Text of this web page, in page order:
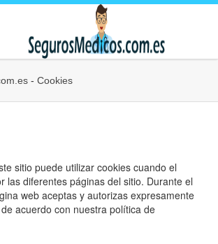
- Cookies
sitio puede utilizar cookies cuando el
las diferentes páginas del sitio. Durante el
web aceptas y autorizas expresamente
acuerdo con nuestra política de